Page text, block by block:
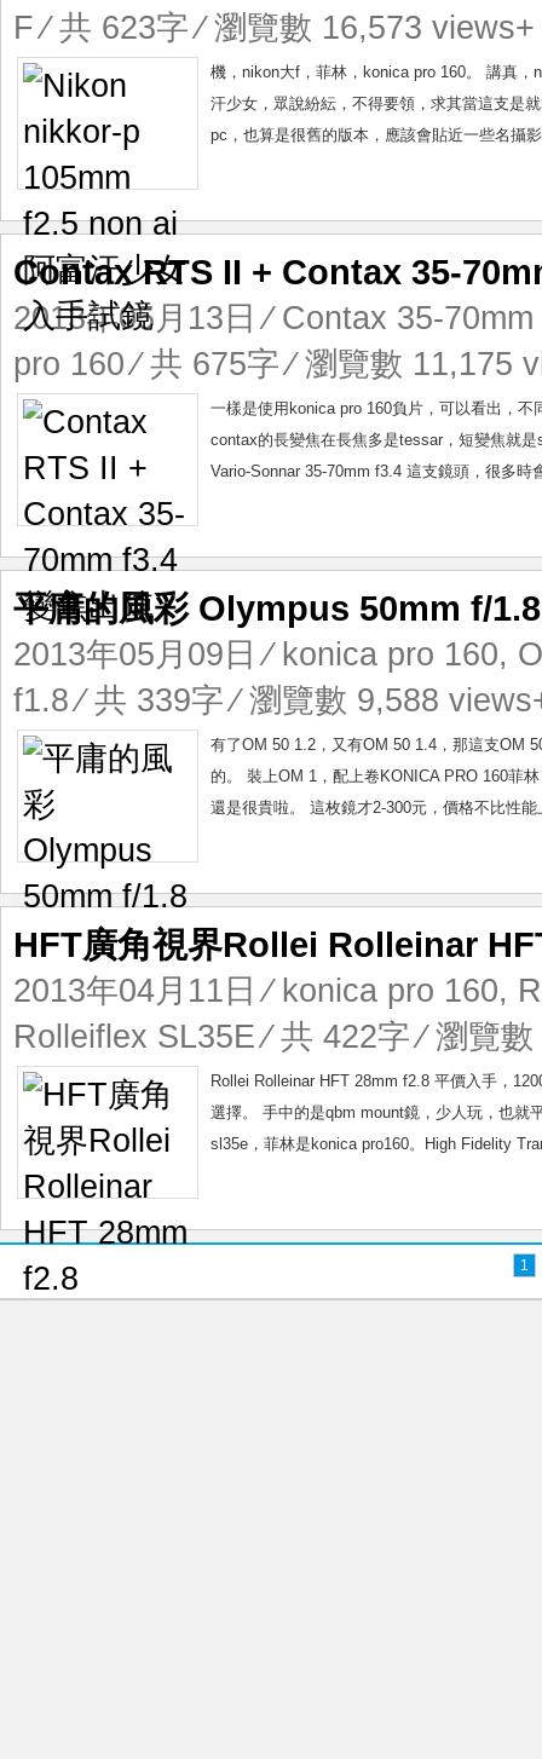
F⁄ 共 623字 ⁄ 瀏覽數 16,573 views+
機，nikon大f，菲林，konica pro 160。 講真
汗少女，眾說紛紜，不得要領，求其當這支是
pc，也算是很舊的版本，應該會貼近一些名攝
Contax RTS II + Contax 35-
2013年05月13日 ⁄ Contax 35-
pro 160⁄ 共 675字 ⁄ 瀏覽數 11,175
一樣是使用konica pro 160負片，可以看出，
contax的長變焦在長焦多是tessar，短變焦就
Vario-Sonnar 35-70mm f3.4 這支鏡頭，很多
平庸的風彩 Olympus 50mm f/1.8
2013年05月09日 ⁄ konica pro 160,
f1.8⁄ 共 339字 ⁄ 瀏覽數 9,588
有了OM 50 1.2，又有OM 50 1.4，那這支OM
的。 裝上OM 1，配上卷KONICA PRO 160菲
還是很貴啦。 這枚鏡才2-300元，價格不比性
HFT廣角視界Rollei Rolleinar
2013年04月11日 ⁄ konica pro 160,
Rolleiflex SL35E⁄ 共 422字 ⁄ 瀏覽
Rollei Rolleinar HFT 28mm f2.8 平價入手，
選擇。 手中的是qbm mount鏡，少人玩，也就
sl35e，菲林是konica pro160。High Fidelity
1